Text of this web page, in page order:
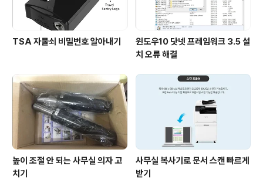
TSA 자물쇠 비밀번호 알아내기
윈도우10 닷넷 프레임워크 3.5 설
치 오류 해결
높이 조절 안 되는 사무실 의자 고
치기
사무실 복사기로 문서 스캔 빠르게
받기